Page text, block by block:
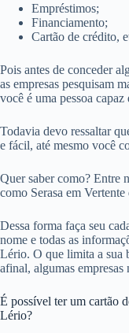
Empréstimos;
Financiamento;
Cartão de crédito,
Pois antes de conceder
as empresas pesquisam
você é uma pessoa
Todavia devo ressaltar
e fácil, até mesmo você
Quer saber como? Entre
como Serasa em
Dessa forma faça seu
nome e todas as
Lério. O que limita a sua
afinal, algumas empresas
É possível ter um cartão
Lério?